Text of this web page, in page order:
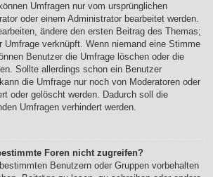
Umfragen nur vom ursprünglichen
oder einem Administrator bearbeitet werden.
ändere den ersten Beitrag des Themas;
Umfrage verknüpft. Wenn niemand eine Stimme
Benutzer die Umfrage löschen oder die
Sollte allerdings schon ein Benutzer
die Umfrage nur noch von Moderatoren oder
oder gelöscht werden. Dadurch soll die
Umfragen verhindert werden.
Foren nicht zugreifen?
Benutzern oder Gruppen vorbehalten